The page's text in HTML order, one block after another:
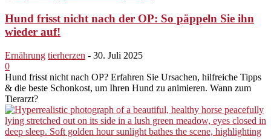
Hund frisst nicht nach der OP: So päppeln Sie ihn
wieder auf!
Ernährung tierherzen - 30. Juli 2025
0
Hund frisst nicht nach OP? Erfahren Sie Ursachen, hilfreiche Tipps
& die beste Schonkost, um Ihren Hund zu animieren. Wann zum
Tierarzt?